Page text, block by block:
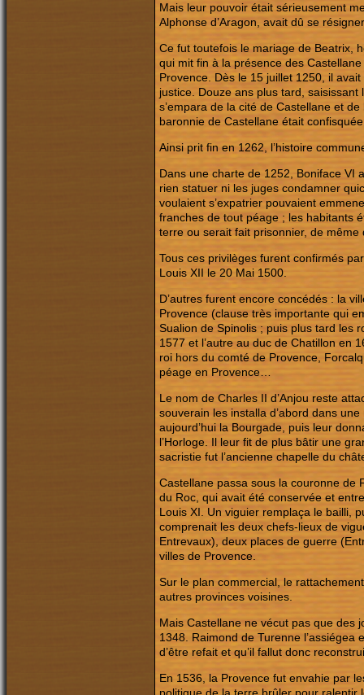
Mais leur pouvoir était sérieusement
Alphonse d’Aragon, avait dû se
Ce fut toutefois le mariage de Beatrix,
qui mit fin à la présence des
Provence. Dès le 15 juillet 1250, il
justice. Douze ans plus tard, saisissant
s’empara de la cité de Castellane et
baronnie de Castellane était
Ainsi prit fin en 1262, l’histoire
Dans une charte de 1252, Boniface VI
rien statuer ni les juges condamner
voulaient s’expatrier pouvaient
franches de tout péage ; les habitants
terre ou serait fait prisonnier, de
Tous ces privilèges furent confirmés
Louis XII le 20 Mai 1500.
D’autres furent encore concédés : la
Provence (clause très importante qui
Sualion de Spinolis ; puis plus tard les
1577 et l’autre au duc de Chatillon en
roi hors du comté de Provence,
péage en Provence…
Le nom de Charles II d’Anjou reste
souverain les installa d’abord dans
aujourd’hui la Bourgade, puis leur
l’Horloge. Il leur fit de plus bâtir une
sacristie fut l’ancienne chapelle du
Castellane passa sous la couronne de
du Roc, qui avait été conservée et
Louis XI. Un viguier remplaça le bailli,
comprenait les deux chefs-lieux de
Entrevaux), deux places de guerre
villes de Provence.
Sur le plan commercial, le
autres provinces voisines.
Mais Castellane ne vécut pas que des
1348. Raimond de Turenne
d’être refait et qu’il fallut donc
En 1536, la Provence fut envahie par